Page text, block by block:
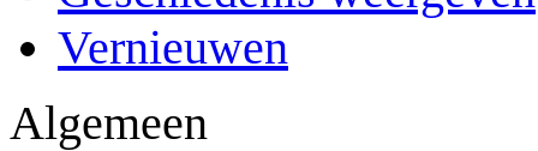
Vernieuwen
Algemeen